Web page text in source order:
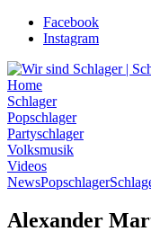
Zum
Inhalt
Facebook
Instagram
Home
Schlager
Popschlager
Partyschlager
Volksmusik
Videos
NewsPopschlager
Alexander